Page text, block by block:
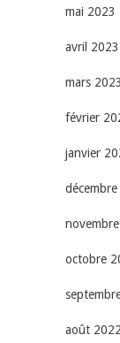
mai 2023
avril 2023
mars 2023
février
janvier
octobre
août 2022